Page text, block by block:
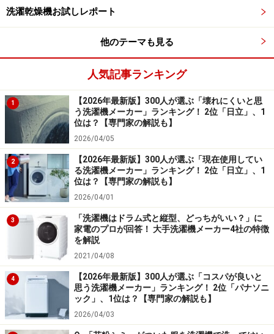
「サポート体制も充実しているため、長期的に
安心して使えるという信頼感があります」（30
代女性／千葉県）
「長年使われてきた信頼性の高い部品設計で故
障しにくい実績があり安心感があるから」（40
代男性／静岡県）
専門家の解説
1位、2位に選ばれた「パナソニック」「日立」につい
て、白物家電ガイドのコヤマさんにお聞きしました。
コヤマ ：洗濯機の故障率については、自動車のように一
般に公開されているデータはありません。そのため、
「壊れにくさ」は主にブランドイメージによる部分が大
きいと考えられます。実際にこのイメージがよいのが、
今回1位2位に選ばれた2社で、国内洗濯機市場における
洗濯乾燥機お試しレポート
他のテーマも見る
人気記事ランキング
1
【2026年最新版】300人が選ぶ「壊れにくいと思
う洗濯機メーカー」ランキング！ 2位「日立」、1
位は？【専門家の解説も】
2026/04/05
2
【2026年最新版】300人が選ぶ「現在使用してい
る洗濯機メーカー」ランキング！ 2位「日立」、1
位は？【専門家の解説も】
2026/04/01
3
「洗濯機はドラム式と縦型、どっちがいい？」に
家電のプロが回答！ 大手洗濯機メーカー4社の特徴
を解説
2021/04/08
4
【2026年最新版】300人が選ぶ「コスパが良いと
思う洗濯機メーカー」ランキング！ 2位「パナソニ
ック」、1位は？【専門家の解説も】
2026/04/03